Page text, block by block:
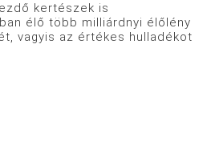
kertészek is
élő több milliárdnyi élőlény
vagyis az értékes hulladékot